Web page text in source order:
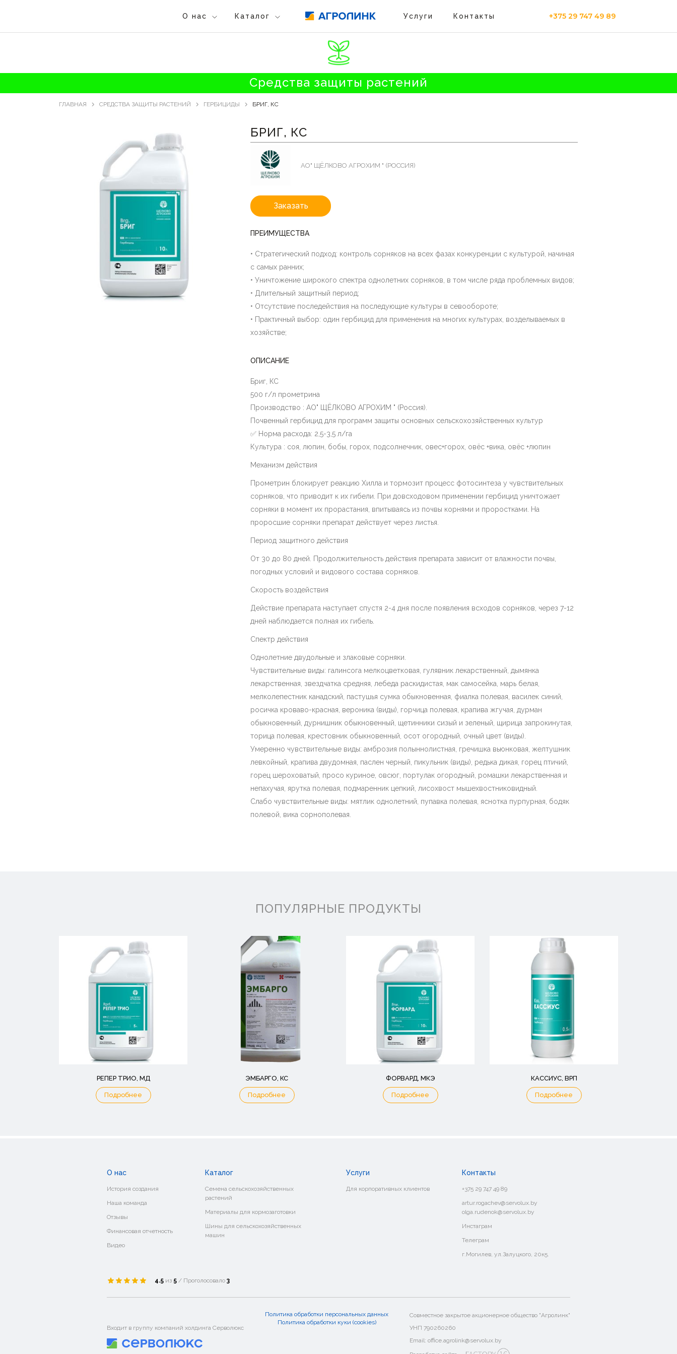
О нас Каталог Услуги Контакты +375 29 747 49 89
Средства защиты растений
ГЛАВНАЯ СРЕДСТВА ЗАЩИТЫ РАСТЕНИЙ ГЕРБИЦИДЫ БРИГ, КС
БРИГ, КС
АО" ЩЁЛКОВО АГРОХИМ " (РОССИЯ)
Заказать
ПРЕИМУЩЕСТВА
• Стратегический подход: контроль сорняков на всех фазах конкуренции с культурой, начиная
с самых ранних;
• Уничтожение широкого спектра однолетних сорняков, в том числе ряда проблемных видов;
• Длительный защитный период;
• Отсутствие последействия на последующие культуры в севообороте;
• Практичный выбор: один гербицид для применения на многих культурах, возделываемых в
хозяйстве;
ОПИСАНИЕ
Бриг, КС
500 г/л прометрина
Производство : АО" ЩЁЛКОВО АГРОХИМ " (Россия).
Почвенный гербицид для программ защиты основных сельскохозяйственных культур
✅ Норма расхода: 2,5-3,5 л/га
Культура : соя, люпин, бобы, горох, подсолнечник, овес+горох, овёс +вика, овёс +люпин
Механизм действия
Прометрин блокирует реакцию Хилла и тормозит процесс фотосинтеза у чувствительных
сорняков, что приводит к их гибели. При довсходовом применении гербицид уничтожает
сорняки в момент их прорастания, впитываясь из почвы корнями и проростками. На
проросшие сорняки препарат действует через листья.
Период защитного действия
От 30 до 80 дней. Продолжительность действия препарата зависит от влажности почвы,
погодных условий и видового состава сорняков.
Скорость воздействия
Действие препарата наступает спустя 2-4 дня после появления всходов сорняков, через 7-12
дней наблюдается полная их гибель.
Спектр действия
Однолетние двудольные и злаковые сорняки.
Чувствительные виды: галинсога мелкоцветковая, гулявник лекарственный, дымянка
лекарственная, звездчатка средняя, лебеда раскидистая, мак самосейка, марь белая,
мелколепестник канадский, пастушья сумка обыкновенная, фиалка полевая, василек синий,
росичка кроваво-красная, вероника (виды), горчица полевая, крапива жгучая, дурман
обыкновенный, дурнишник обыкновенный, щетинники сизый и зеленый, щирица запрокинутая,
торица полевая, крестовник обыкновенный, осот огородный, очный цвет (виды).
Умеренно чувствительные виды: амброзия полыннолистная, гречишка вьюнковая, желтушник
левкойный, крапива двудомная, паслен черный, пикульник (виды), редька дикая, горец птичий,
горец шероховатый, просо куриное, овсюг, портулак огородный, ромашки лекарственная и
непахучая, ярутка полевая, подмаренник цепкий, лисохвост мышехвостниковидный.
Слабо чувствительные виды: мятлик однолетний, пупавка полевая, яснотка пурпурная, бодяк
полевой, вика сорнополевая.
ПОПУЛЯРНЫЕ ПРОДУКТЫ
РЕПЕР ТРИО, МД
Подробнее
ЭМБАРГО, КС
Подробнее
ФОРВАРД, МКЭ
Подробнее
КАССИУС, ВРП
Подробнее
О нас
История создания
Наша команда
Отзывы
Финансовая отчетность
Видео
Каталог
Семена сельскохозяйственных
растений
Материалы для кормозаготовки
Шины для сельскохозяйственных
машин
Услуги
Для корпоративных клиентов
Контакты
+375 29 747 49 89
artur.rogachev@servolux.by
olga.rudenok@servolux.by
Инстаграм
Телеграм
г.Могилев, ул.Залуцкого, 20к5.
4.5 из 5 / Проголосовало 3
Входит в группу компаний холдинга Серволюкс
Политика обработки персональных данных
Политика обработки куки (cookies)
Совместное закрытое акционерное общество "Агролинк"
УНП 790260260
Email: office.agrolink@servolux.by